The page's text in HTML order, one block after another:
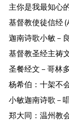
主你是我最知心
基督教使徒信经
迦南诗歌小敏 –
基督教圣经主祷
圣餐经文 – 哥林
杨希伯：十架不
小敏迦南诗歌 –
郑大同：温州教